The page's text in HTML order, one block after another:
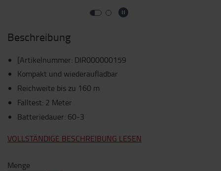
Beschreibung
[Artikelnummer: DIR000000159
Kompakt und wiederaufladbar
Reichweite bis zu 160 m
Falltest: 2 Meter
Batteriedauer: 60-3
VOLLSTÄNDIGE BESCHREIBUNG LESEN
Menge